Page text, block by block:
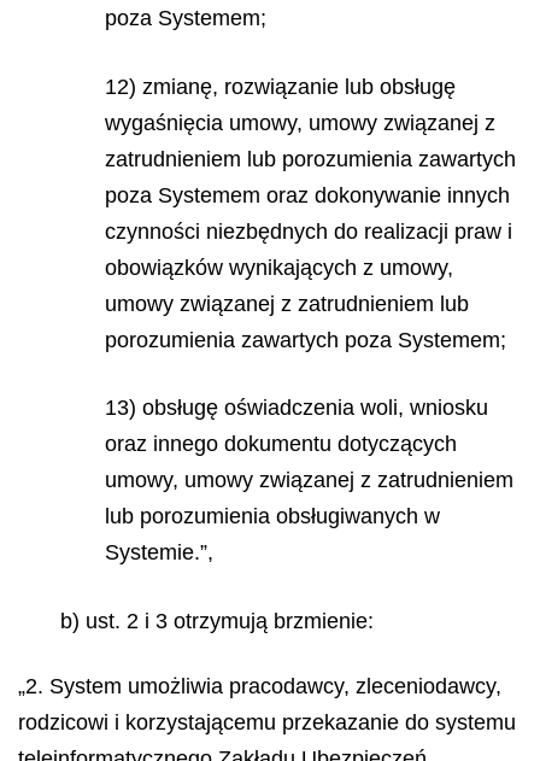
poza Systemem;
12) zmianę, rozwiązanie lub obsługę
wygaśnięcia umowy, umowy związanej z
zatrudnieniem lub porozumienia zawartych
poza Systemem oraz dokonywanie innych
czynności niezbędnych do realizacji praw i
obowiązków wynikających z umowy,
umowy związanej z zatrudnieniem lub
porozumienia zawartych poza Systemem;
13) obsługę oświadczenia woli, wniosku
oraz innego dokumentu dotyczących
umowy, umowy związanej z zatrudnieniem
lub porozumienia obsługiwanych w
Systemie.”,
b) ust. 2 i 3 otrzymują brzmienie:
„2. System umożliwia pracodawcy, zleceniodawcy,
rodzicowi i korzystającemu przekazanie do systemu